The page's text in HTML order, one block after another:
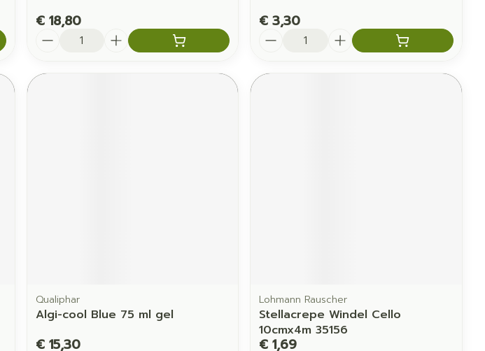
€ 18,80 € 3,30
Qualiphar
Algi-cool Blue 75 ml gel
€ 15,30
Lohmann Rauscher
Stellacrepe Windel Cello
10cmx4m 35156
€ 1,69